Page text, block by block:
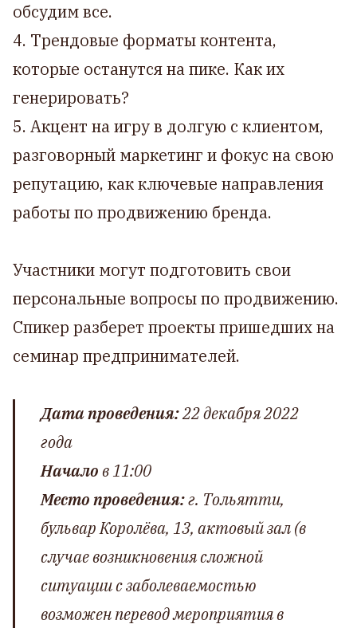
обсудим все.
4. Трендовые форматы контента,
которые останутся на пике. Как их
генерировать?
5. Акцент на игру в долгую с клиентом,
разговорный маркетинг и фокус на свою
репутацию, как ключевые направления
работы по продвижению бренда.
Участники могут подготовить свои
персональные вопросы по продвижению.
Спикер разберет проекты пришедших на
семинар предпринимателей.
Дата проведения:22 декабря 2022
года
Началов 11:00
Место проведения:г. Тольятти,
бульвар Королёва, 13, актовый зал (в
случае возникновения сложной
ситуации с заболеваемостью
возможен перевод мероприятия в